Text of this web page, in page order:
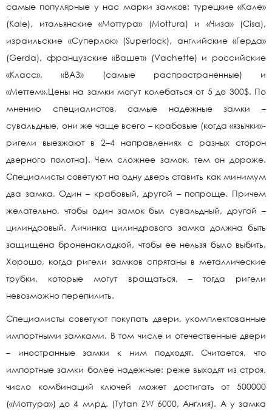
самые популярные у нас марки замков: турецкие «Кале»
(Kale), итальянские «Моттура» (Mottura) и «Чиза» (Сisa),
израильские «Суперлок» (Superlock), английские «Герда»
(Gerda), французские «Вашет» (Vachette) и российские
«Класс», «ВАЗ» (самые распространенные) и
«Меттем».Цены на замки могут колебаться от 5 до 300$. По
мнению специалистов, самые надежные замки –
сувальдные, они же чаще всего – крабовые (когда «язычки»-
ригели выезжают в 2–4 направлениях с разных сторон
дверного полотна). Чем сложнее замок, тем он дороже.
Специалисты советуют на одну дверь ставить как минимум
два замка. Один – крабовый, другой – попроще. Причем
желательно, чтобы один замок был сувальдный, другой –
цилиндровый. Личинка цилиндрового замка должна быть
защищена броненакладкой, чтобы ее нельзя было выбить.
Хорошо, когда ригели замков спрятаны в металлические
трубки, которые могут вращаться, – тогда ригели
невозможно перепилить.
Специалисты советуют покупать двери, укомплектованные
импортными замками. В том числе и отечественные двери
– иностранные замки к ним подходят. Считается, что
импортные замки более надежные: реже выходят из строя,
число комбинаций ключей может достигать от 500000
(«Моттура») до 4 млрд. (Tytan ZW 6000, Англия). А у замка